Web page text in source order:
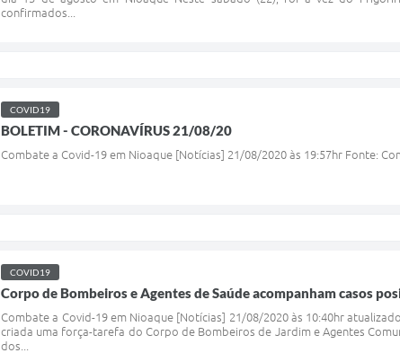
confirmados...
COVID19
BOLETIM - CORONAVÍRUS 21/08/20
Combate a Covid-19 em Nioaque [Notícias] 21/08/2020 às 19:57hr Fonte:
COVID19
Corpo de Bombeiros e Agentes de Saúde acompanham casos
Combate a Covid-19 em Nioaque [Notícias] 21/08/2020 às 10:40hr
criada uma força-tarefa do Corpo de Bombeiros de Jardim e Agentes
dos...